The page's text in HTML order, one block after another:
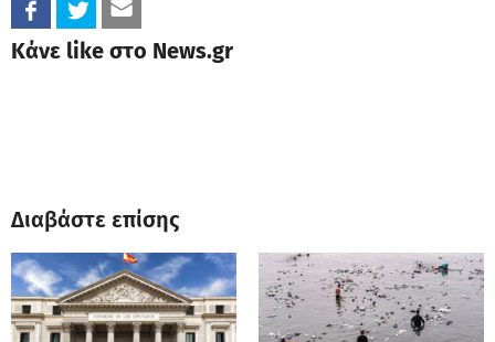
Κάνε like στο News.gr
Διαβάστε επίσης